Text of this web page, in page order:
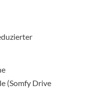
(Somfy Drive